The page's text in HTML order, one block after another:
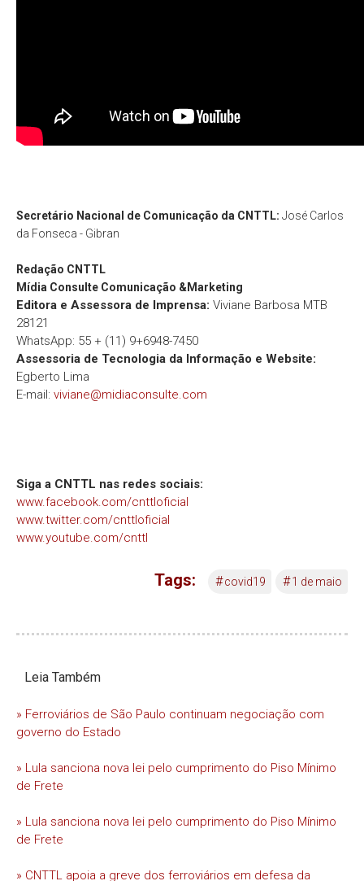
Secretário Nacional de Comunicação da CNTTL: José Carlos
da Fonseca - Gibran
Redação CNTTL
Mídia Consulte Comunicação &Marketing
Editora e Assessora de Imprensa: Viviane Barbosa MTB
28121
WhatsApp: 55 + (11) 9+6948-7450
Assessoria de Tecnologia da Informação e Website:
Egberto Lima
E-mail: viviane@midiaconsulte.com
Siga a CNTTL nas redes sociais:
www.facebook.com/cnttloficial
www.twitter.com/cnttloficial
www.youtube.com/cnttl
Tags: #covid19 #1 de maio
Leia Também
» Ferroviários de São Paulo continuam negociação com
governo do Estado
» Lula sanciona nova lei pelo cumprimento do Piso Mínimo
de Frete
» Lula sanciona nova lei pelo cumprimento do Piso Mínimo
de Frete
» CNTTL apoia a greve dos ferroviários em defesa da